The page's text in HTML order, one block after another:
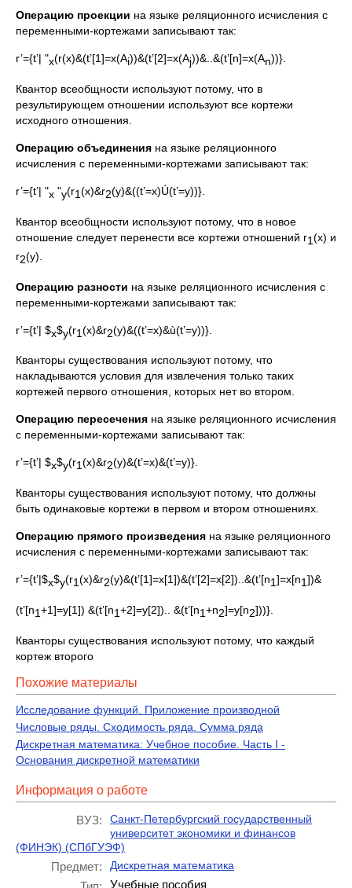
Операцию проекции на языке реляционного исчисления с
переменными-кортежами записывают так:
r’={t’| "x(r(x)&(t’[1]=x(Ai))&(t’[2]=x(Aj))&..&(t’[n]=x(An))}.
Квантор всеобщности используют потому, что в
результирующем отношении используют все кортежи
исходного отношения.
Операцию объединения на языке реляционного
исчисления с переменными-кортежами записывают так:
r’={t’| "x "y(r1(x)&r2(y)&((t’=x)Ú(t’=y))}.
Квантор всеобщности используют потому, что в новое
отношение следует перенести все кортежи отношений r1(x) и
r2(y).
Операцию разности на языке реляционного исчисления с
переменными-кортежами записывают так:
r’={t’| $x$y(r1(x)&r2(y)&((t’=x)&ù(t’=y))}.
Кванторы существования используют потому, что
накладываются условия для извлечения только таких
кортежей первого отношения, которых нет во втором.
Операцию пересечения на языке реляционного исчисления
с переменными-кортежами записывают так:
r’={t’| $x$y(r1(x)&r2(y)&(t’=x)&(t’=y)}.
Кванторы существования используют потому, что должны
быть одинаковые кортежи в первом и втором отношениях.
Операцию прямого произведения на языке реляционного
исчисления с переменными-кортежами записывают так:
r’={t’|$x$y(r1(x)&r2(y)&(t’[1]=x[1])&(t’[2]=x[2])..&(t’[n1]=x[n1])&
(t’[n1+1]=y[1]) &(t’[n1+2]=y[2]).. &(t’[n1+n2]=y[n2]))}.
Кванторы существования используют потому, что каждый
кортеж второго
Похожие материалы
Исследование функций. Приложение производной
Числовые ряды. Сходимость ряда. Сумма ряда
Дискретная математика: Учебное пособие. Часть I -
Основания дискретной математики
Информация о работе
ВУЗ:
Санкт-Петербургский государственный
университет экономики и финансов
(ФИНЭК) (СПбГУЭФ)
Предмет: Дискретная математика
Учебные пособия